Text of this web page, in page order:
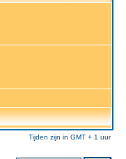
Tijden zijn in GMT + 1 uur